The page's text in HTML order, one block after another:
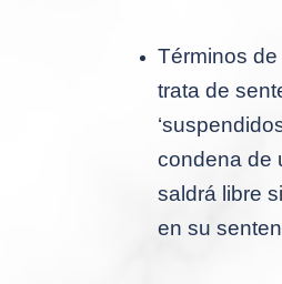
Términos
trata de
condena de
saldrá libre
en su